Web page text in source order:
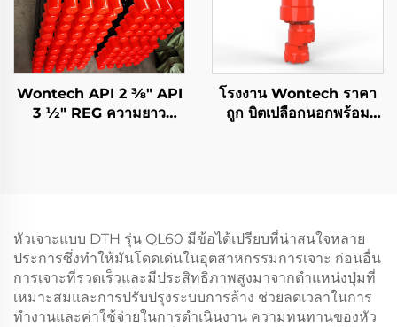
Wontech API 2 3⁄8" API
3 1⁄2" REG ความยาว
โรงงาน Wontech ราคา
ถูก บิตเปลือกนอกพร้อม
หัวเจาะแบบ DTH รุ่น QL60 มีข้อได้เปรียบที่น่าสนใจหลาย
ประการซึ่งทำให้มันโดดเด่นในอุตสาหกรรมการเจาะ ก่อนอื่น
การเจาะที่รวดเร็วและมีประสิทธิภาพสูงมาจากตำแหน่งปุ่มที่
เหมาะสมและการปรับปรุงระบบการล้าง ช่วยลดเวลาในการ
ทำงานและค่าใช้จ่ายในการดำเนินงาน ความทนทานของหัว